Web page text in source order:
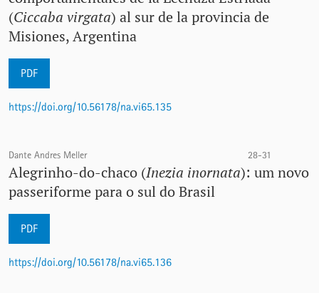
(Ciccaba virgata) al sur de la provincia de
Misiones, Argentina
PDF
https://doi.org/10.56178/na.vi65.135
Dante Andres Meller 28-31
Alegrinho-do-chaco (Inezia inornata): um novo
passeriforme para o sul do Brasil
PDF
https://doi.org/10.56178/na.vi65.136